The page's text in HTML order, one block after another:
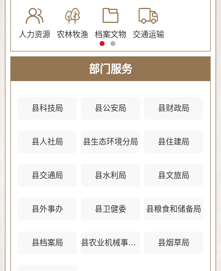
人力资源 农林牧渔 档案文物 交通运输
部门服务
县科技局 县公安局 县财政局
县人社局 县生态环境分局 县住建局
县交通局 县水利局 县文旅局
县外事办 县卫健委 县粮食和储备局
县档案局 县农业机械事务管理中心 县烟草局